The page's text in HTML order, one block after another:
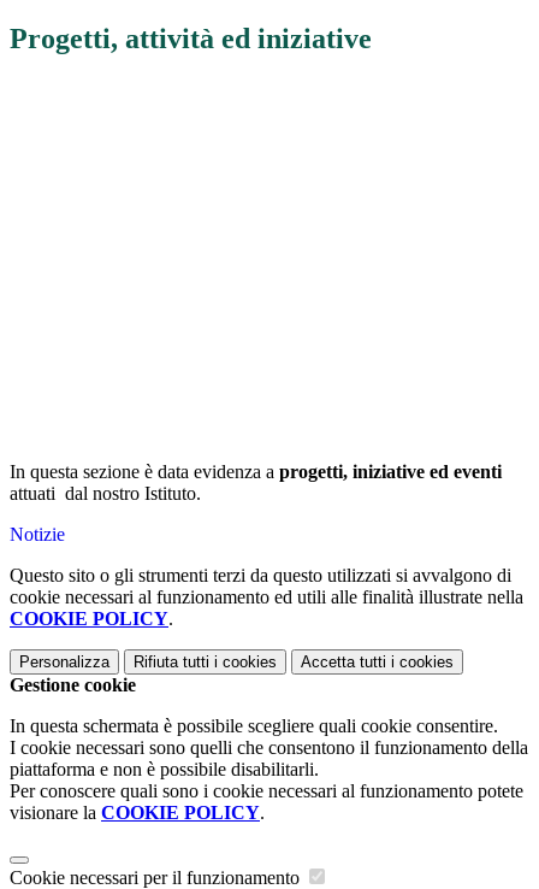
Progetti, attività ed iniziative
In questa sezione è data evidenza a progetti, iniziative ed eventi
attuati dal nostro Istituto.
Notizie
Questo sito o gli strumenti terzi da questo utilizzati si avvalgono di
cookie necessari al funzionamento ed utili alle finalità illustrate nella
COOKIE POLICY.
Personalizza Rifiuta tutti i cookies Accetta tutti i cookies
Gestione cookie
In questa schermata è possibile scegliere quali cookie consentire.
I cookie necessari sono quelli che consentono il funzionamento della
piattaforma e non è possibile disabilitarli.
Per conoscere quali sono i cookie necessari al funzionamento potete
visionare la COOKIE POLICY.
Cookie necessari per il funzionamento